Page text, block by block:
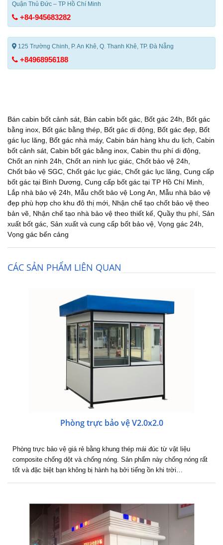
Quận Thủ Đức – TP Hồ Chí Minh
+84-945683282
125 Trường Chinh, P. An Khê, Q. Thanh Khê, TP. Đà Nẵng
+84968956188
Bán cabin bốt cảnh sát, Bán cabin bốt gác, Bốt gác 24h, Bốt gác
bằng inox, Bốt gác bằng thép, Bốt gác di động, Bốt gác đẹp, Bốt
gác lục lăng, Bốt gác nhà máy, Cabin bán hàng khu du lịch, Cabin
bốt cảnh sát, Cabin bốt gác bằng inox, Cabin thu phí di động,
Chốt an ninh 24h, Chốt an ninh lục giác, Chốt bảo vệ 24h,
Chốt bảo vệ SGC, Chốt gác lục giác, Chốt gác lục lăng, Cung cấp
bốt gác tại Bình Dương, Cung cấp bốt gác tại TP Hồ Chí Minh,
Lắp nhà bảo vệ 24h, Mẫu chốt bảo vệ Long An, Mẫu nhà bảo vệ
đẹp phù hợp cho khu đô thị mới, Nhận chế tạo chốt bảo vệ theo
bản vẽ, Nhận chế tạo nhà bảo vệ theo thiết kế, Quầy thu phí, Sản
xuất bốt gác, Sản xuất và cung cấp bốt bảo vệ, Vọng gác 24h,
Vọng gác bến cảng
CÁC SẢN PHẨM LIÊN QUAN
Phòng trực bảo vệ V2.0x2.0
Phòng trực bảo vệ giá rẻ bằng khung thép mái đúc từ vật liệu
composite chống dột và chống nóng. Sản phẩm này chống nóng rất
tốt và đặc biệt bạn không bị hành hạ bởi tiếng ồn khi trời…